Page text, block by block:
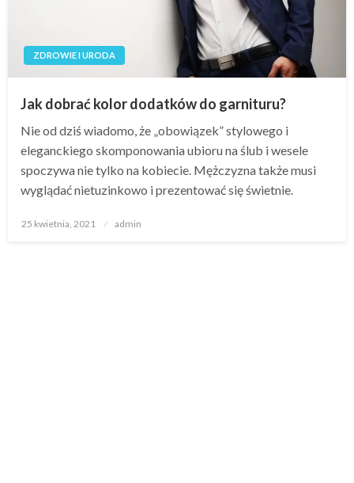
ZDROWIE I URODA
Jak dobrać kolor dodatków do garnituru?
Nie od dziś wiadomo, że „obowiązek” stylowego i
eleganckiego skomponowania ubioru na ślub i wesele
spoczywa nie tylko na kobiecie. Mężczyzna także musi
wyglądać nietuzinkowo i prezentować się świetnie.
Opublikowane
25 kwietnia, 2021 admin